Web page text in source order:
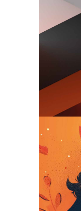
Semiotyka kultury.
Dodaj do